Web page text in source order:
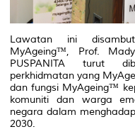
Lawatan ini
MyAgeing™, Prof.
PUSPANITA turut
perkhidmatan yang
dan fungsi MyAgeing™
komuniti dan warga
negara dalam
2030.